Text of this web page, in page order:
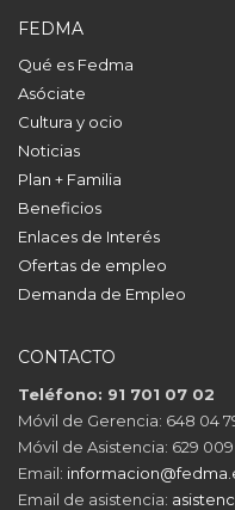
FEDMA
Qué es Fedma
Asóciate
Cultura y ocio
Noticias
Plan + Familia
Beneficios
Enlaces de Interés
Ofertas de empleo
Demanda de Empleo
CONTACTO
Teléfono: 91 701 07 02
Móvil de Gerencia: 648 04
Móvil de Asistencia: 629
Email:
Email de asistencia: